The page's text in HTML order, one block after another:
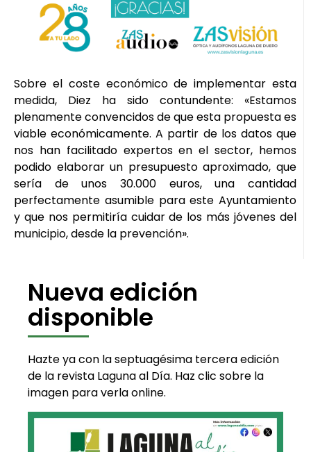
Sobre el coste económico de implementar esta
medida, Diez ha sido contundente: «Estamos
plenamente convencidos de que esta propuesta es
viable económicamente. A partir de los datos que
nos han facilitado expertos en el sector, hemos
podido elaborar un presupuesto aproximado, que
sería de unos 30.000 euros, una cantidad
perfectamente asumible para este Ayuntamiento
y que nos permitiría cuidar de los más jóvenes del
municipio, desde la prevención».
Nueva edición
disponible
Hazte ya con la septuagésima tercera edición
de la revista Laguna al Día. Haz clic sobre la
imagen para verla online.